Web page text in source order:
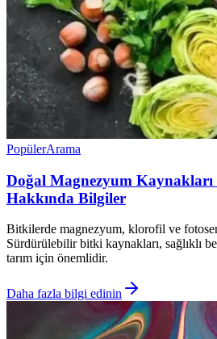
PopülerArama
Doğal Magnezyum
Hakkında Bilgiler
Bitkilerde magnezyum, klorofil ve
Sürdürülebilir bitki kaynakları, sağlıklı
tarım için önemlidir.
Daha fazla bilgi edinin